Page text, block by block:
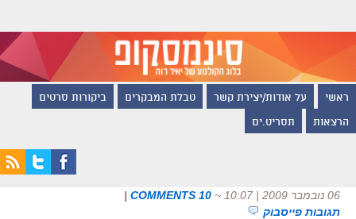
ראשי על אודות/יצירת קשר טבלת המבקרים ביקורות סרטים
הרצאות תסריט.ים
06 נובמבר 2009 | 10:07 ~
10 COMMENTS
|
תגובות פייסבוק